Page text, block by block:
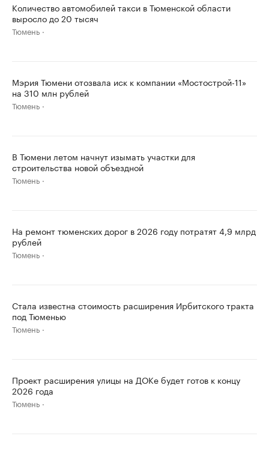
Количество автомобилей такси в Тюменской области
выросло до 20 тысяч
Тюмень
Мэрия Тюмени отозвала иск к компании «Мостострой-11»
на 310 млн рублей
Тюмень
В Тюмени летом начнут изымать участки для
строительства новой объездной
Тюмень
На ремонт тюменских дорог в 2026 году потратят 4,9 млрд
рублей
Тюмень
Стала известна стоимость расширения Ирбитского тракта
под Тюменью
Тюмень
Проект расширения улицы на ДОКе будет готов к концу
2026 года
Тюмень